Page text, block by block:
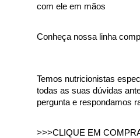
com ele em mãos
Conheça nossa linha
Temos nutricionistas
todas as suas dúvidas
pergunta e respondamos
>>>CLIQUE EM